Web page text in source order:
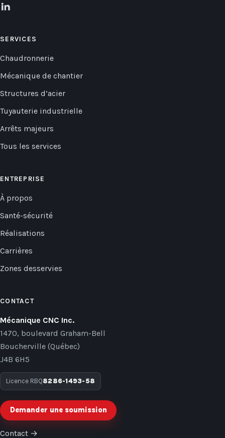
SERVICES
Chaudronnerie
Mécanique de chantier
Structures d’acier
Tuyauterie industrielle
Arrêts majeurs
Tous les services
ENTREPRISE
À propos
Santé-sécurité
Réalisations
Carrières
Zones desservies
CONTACT
Mécanique CNC Inc.
1470, boulevard Graham-Bell
Boucherville (Québec)
J4B 6H5
Licence RBQ8286-1493-58
Demander une soumission
Contact →